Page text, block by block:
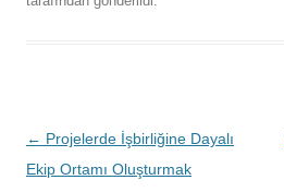
Yazı
dolaşımı
← Projelerde İşbirliğine Dayalı
Ekip Ortamı Oluşturmak